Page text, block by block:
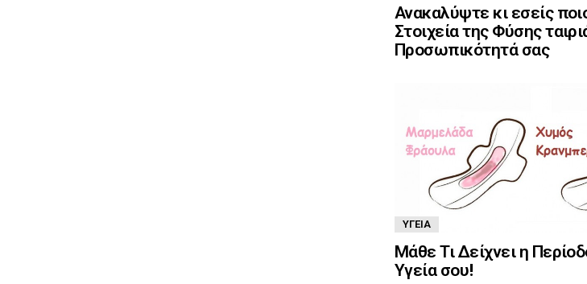
Ανακαλύψτε κι εσείς
Στοιχεία της Φύσης
Προσωπικότητά σας
ΥΓΕΊΑ
Μάθε Τι Δείχνει η
Υγεία σου!